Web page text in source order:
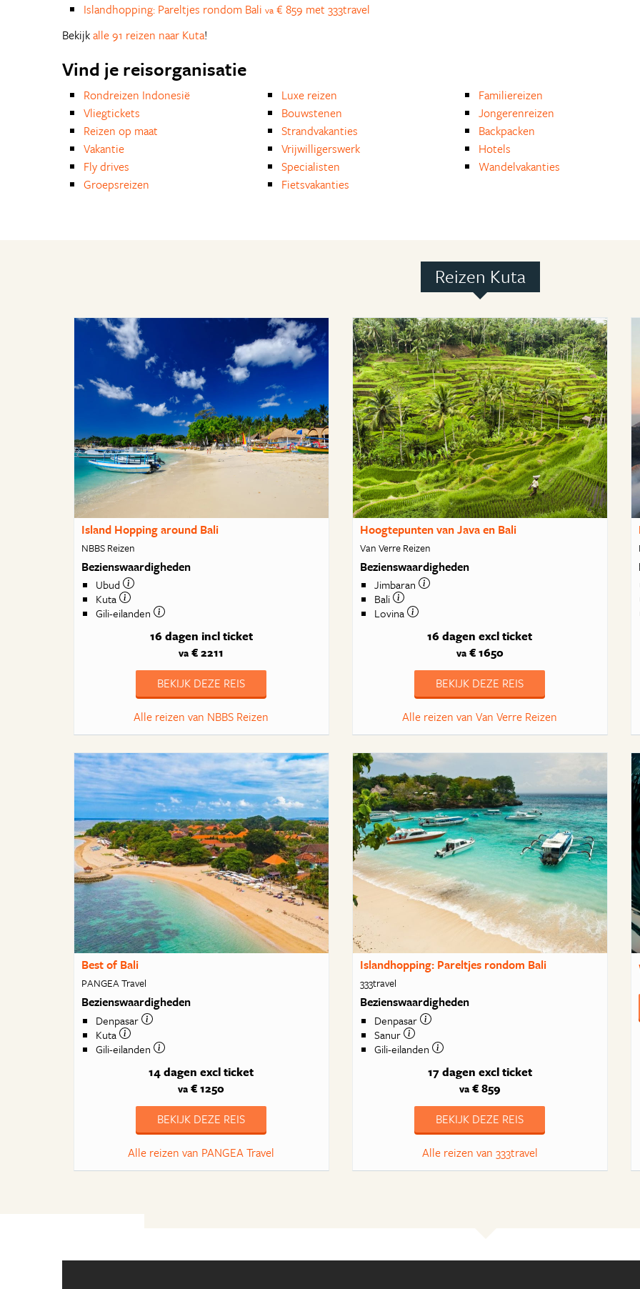
Islandhopping: Pareltjes rondom Bali va € 859 met 333travel
Bekijkalle 91 reizen naar Kuta!
Vind je reisorganisatie
Rondreizen Indonesië
Vliegtickets
Reizen op maat
Vakantie
Fly drives
Groepsreizen
Luxe reizen
Bouwstenen
Strandvakanties
Vrijwilligerswerk
Specialisten
Fietsvakanties
Familiereizen
Jongerenreizen
Backpacken
Hotels
Wandelvakanties
Reizen Kuta
Island Hopping around Bali
NBBS Reizen
Bezienswaardigheden
Ubud
Kuta
Gili-eilanden
16 dagen incl ticket
va € 2211
BEKIJK DEZE REIS
Alle reizen van NBBS Reizen
Hoogtepunten van Java en Bali
Van Verre Reizen
Bezienswaardigheden
Jimbaran
Bali
Lovina
16 dagen excl ticket
va€ 1650
BEKIJK DEZE REIS
Alle reizen van Van Verre Reizen
Best of Bali
PANGEA Travel
Bezienswaardigheden
Denpasar
Kuta
Gili-eilanden
14 dagen excl ticket
va € 1250
BEKIJK DEZE REIS
Alle reizen van PANGEA Travel
Islandhopping: Pareltjes rondom Bali
333travel
Bezienswaardigheden
Denpasar
Sanur
Gili-eilanden
17 dagen excl ticket
va€ 859
BEKIJK DEZE REIS
Alle reizen van 333travel